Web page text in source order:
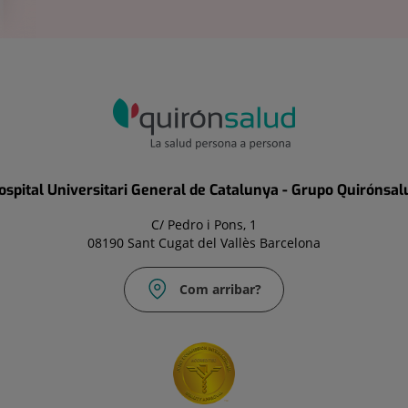
Universitari General de Catalunya - Grupo
C/ Pedro i Pons, 1
08190 Sant Cugat del Vallès Barcelona
Com arribar?